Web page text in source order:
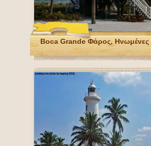
Boca Grande Φάρος, Ηνωμένες